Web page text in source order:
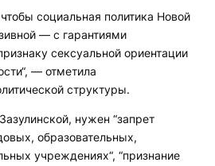
социальная политика Новой
— с гарантиями
сексуальной ориентации
— отметила
структуры.
нужен “запрет
образовательных,
учреждениях“, “признание